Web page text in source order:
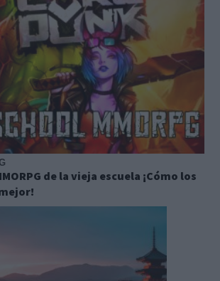
de la vieja escuela ¡Cómo los